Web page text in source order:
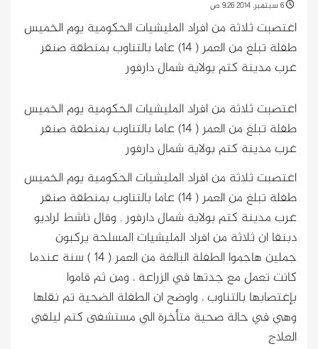
اغتصبت ثلاثة من افراد المليشيات الحكومية يوم الخميس
طفلة تبلغ من العمر ( 14) عاما بالتناوب بمنطقة صنقر
غرب مدينة كتم بولاية شمال دارفور
اغتصبت ثلاثة من افراد المليشيات الحكومية يوم الخميس
طفلة تبلغ من العمر ( 14) عاما بالتناوب بمنطقة صنقر
غرب مدينة كتم بولاية شمال دارفور
اغتصبت ثلاثة من افراد المليشيات الحكومية يوم الخميس
طفلة تبلغ من العمر ( 14) عاما بالتناوب بمنطقة صنقر
غرب مدينة كتم بولاية شمال دارفور. وقال ناشط لراديو
دبنقا ان ثلاثة من افراد المليشيات المسلحة يركبون
جملين هاجموا الطفلة البالغة من العمر ( 14 ) سنة عندما
كانت تعمل مع جدتها في الزراعة ، ومن ثم قاموا
بإغتصابها بالتناوب ، واوضح ان الطفلة الضحية تم نقلها
وهي في حالة صحية متأخرة الي مستشفى كتم ليلقي
العلاج